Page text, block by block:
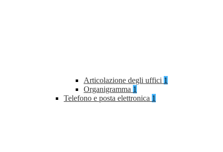
Articolazione degli uffici 1
Organigramma 1
Telefono e posta elettronica 1